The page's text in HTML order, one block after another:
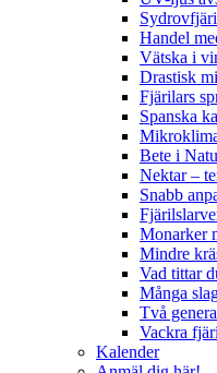
Handel
Vätska i
Drastisk
Fjärilars
Spanska
Bete i
Nektar –
Snabb
Monarker
Mindre
Vad tittar
Många
Två
Vackra
Kalender